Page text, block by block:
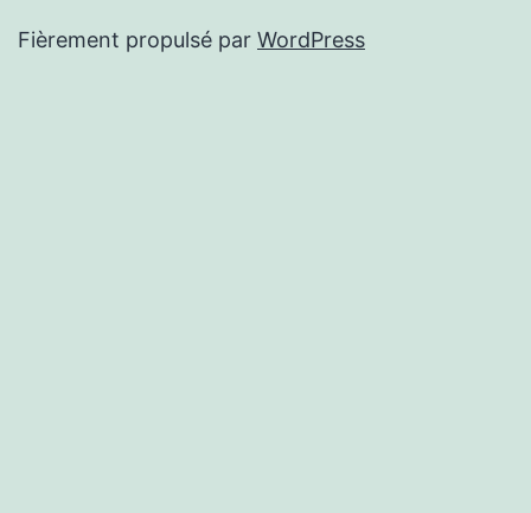
Fièrement propulsé par WordPress